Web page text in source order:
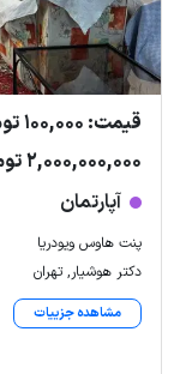
قیمت: 100,000 تومان اجاره
2,000,000,000 تومان رهن
آپارتمان
پنت هاوس ویو‌دریا
دکتر هوشیار, تهران
مشاهده جزییات